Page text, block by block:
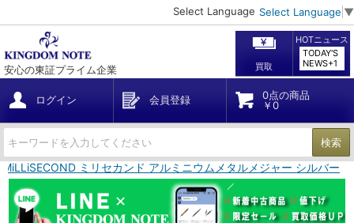
Select Language Select Language ▼
安心の東証プライム企業 買取
HOTニュース
TODAY'S
NEWS+1
ログイン 会員登録
0点の商品
￥0
検索
ミリセカンド アルミニウムメタルメジャー シルバー